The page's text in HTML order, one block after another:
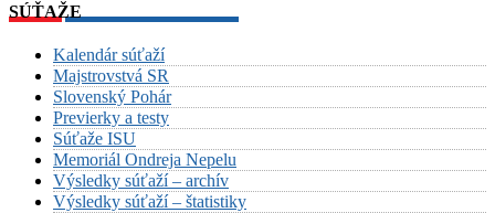
SÚŤAŽE
Kalendár súťaží
Majstrovstvá SR
Slovenský Pohár
Previerky a testy
Súťaže ISU
Memoriál Ondreja Nepelu
Výsledky súťaží – archív
Výsledky súťaží – štatistiky